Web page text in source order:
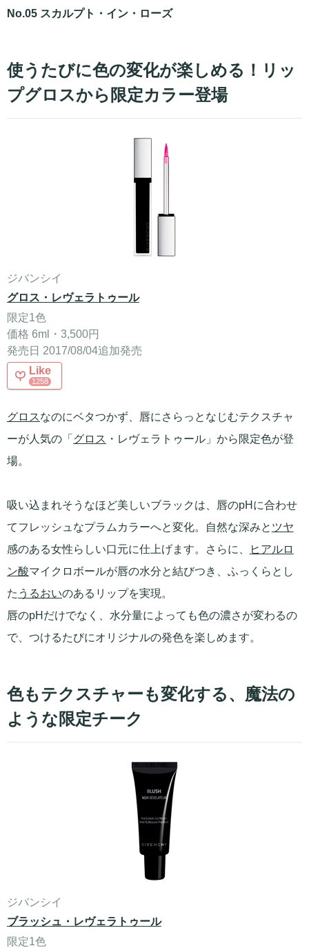
No.05 スカルプト・イン・ローズ
使うたびに色の変化が楽しめる！リッ
プグロスから限定カラー登場
ジバンシイ
グロス・レヴェラトゥール
限定1色
価格 6ml・3,500円
発売日 2017/08/04追加発売
Like
1258
グロスなのにベタつかず、唇にさらっとなじむテクスチャ
ーが人気の「 グロス ・レヴェラトゥール」から限定色が登
場。
吸い込まれそうなほど美しいブラックは、唇のpHに合わせ
てフレッシュなプラムカラーへと変化。自然な深みと ツヤ
感のある女性らしい口元に仕上げます。さらに、
ヒアルロ
ン酸マイクロボールが唇の水分と結びつき、ふっくらとし
た うるおいのあるリップを実現。
唇のpHだけでなく、水分量によっても色の濃さが変わるの
で、つけるたびにオリジナルの発色を楽しめます。
色もテクスチャーも変化する、魔法の
ような限定チーク
ジバンシイ
ブラッシュ・レヴェラトゥール
限定1色